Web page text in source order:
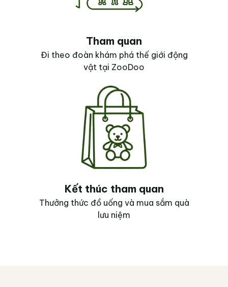
Tham quan
Đi theo đoàn khám phá thế giới động
vật tại ZooDoo
Kết thúc tham quan
Thưởng thức đồ uống và mua sắm quà
lưu niệm